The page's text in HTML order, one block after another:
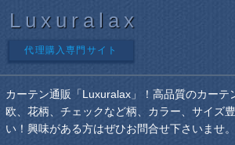
Luxuralax
代理購入専門サイト
カーテン通販「Luxuralax」！高品質のカーテ
欧、花柄、チェックなど柄、カラー、サイズ
い！興味がある方はぜひお問合せ下さいませ。